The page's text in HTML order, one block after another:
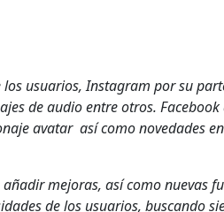
usuarios, Instagram por su
de audio entre otros.
avatar así como novedades
mejoras, así como nuevas
de los usuarios, buscando